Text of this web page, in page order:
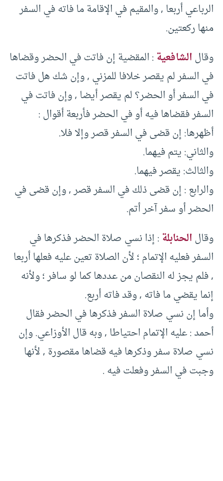
الرباعي أربعا , والمقيم في الإقامة ما فاته في السفر
منها ركعتين.
وقالالشافعية: المقضية إن فاتت في الحضر وقضاها
في السفر لم يقصر خلافا للمزني , وإن شك هل فاتت
في السفر أو الحضر؟ لم يقصر أيضا , وإن فاتت في
السفر فقضاها فيه أو في الحضر فأربعة أقوال :
أظهرها: إن قضى في السفر قصر وإلا فلا.
والثاني: يتم فيهما.
والثالث: يقصر فيهما.
والرابع : إن قضى ذلك في السفر قصر , وإن قضى في
الحضر أو سفر آخر أتم.
وقالالحنابلة: إذا نسي صلاة الحضر فذكرها في
السفر فعليه الإتمام ؛ لأن الصلاة تعين عليه فعلها أربعا
, فلم يجز له النقصان من عددها كما لو سافر ؛ ولأنه
إنما يقضي ما فاته , وقد فاته أربع.
وأما إن نسي صلاة السفر فذكرها في الحضر فقال
أحمد : عليه الإتمام احتياطا , وبه قال الأوزاعي. وإن
نسي صلاة سفر وذكرها فيه قضاها مقصورة , لأنها
وجبت في السفر وفعلت فيه .